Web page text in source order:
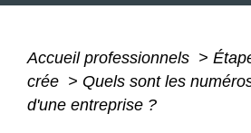
Accueil professionnels >
crée > Quels sont les
d'une entreprise ?